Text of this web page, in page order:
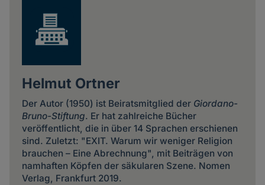
Helmut Ortner
Der Autor (1950) ist Beiratsmitglied der Giordano-
Bruno-Stiftung. Er hat zahlreiche Bücher
veröffentlicht, die in über 14 Sprachen erschienen
sind. Zuletzt: "EXIT. Warum wir weniger Religion
brauchen – Eine Abrechnung", mit Beiträgen von
namhaften Köpfen der säkularen Szene. Nomen
Verlag, Frankfurt 2019.